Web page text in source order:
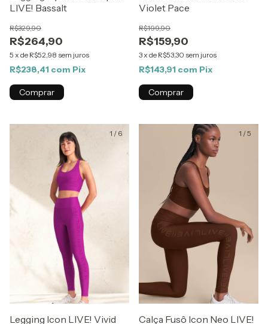
LIVE! Bassalt
R$264,90
R$329,90
5 x de R$52,98 sem juros
R$238,41 com Pix
Comprar
Violet Pace
R$159,90
R$199,90
3x de R$53,30 sem juros
R$143,91 com Pix
Comprar
1 / 6
Legging Icon LIVE! Vivid
1 /5
Calça Fusô Icon Neo LIVE!